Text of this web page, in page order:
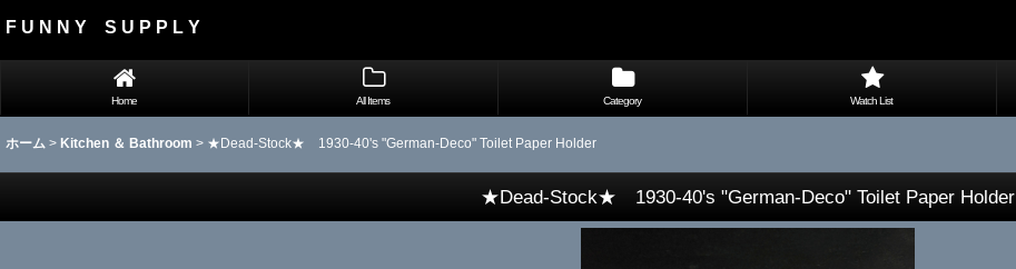
F U N N Y S U P P L Y
Home All Items Category Watch List
ホーム > Kitchen ＆ Bathroom > ★Dead-Stock★ 1930-40's "German-Deco" Toilet Paper Holder
★Dead-Stock★ 1930-40's "German-Deco" Toilet Paper Holder